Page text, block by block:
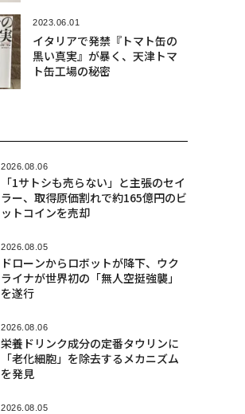
2023.06.01
イタリアで発禁『トマト缶の
黒い真実』が暴く、天津トマ
ト缶工場の秘密
2026.08.06
「1サトシも売らない」と主張のセイ
ラー、取得原価割れで約165億円のビ
ットコインを売却
2026.08.05
ドローンからロボットが降下、ウク
ライナが世界初の「無人空挺強襲」
を遂行
2026.08.06
栄養ドリンク成分の定番タウリンに
「老化細胞」を除去するメカニズム
を発見
2026.08.05